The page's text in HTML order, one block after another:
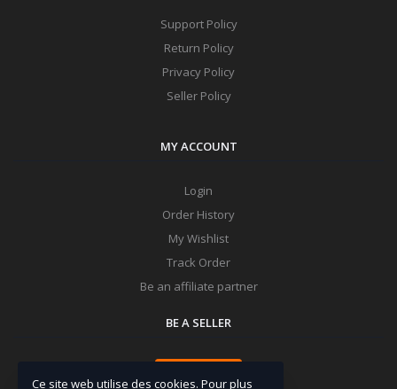
Support Policy
Return Policy
Privacy Policy
Seller Policy
MY ACCOUNT
Login
Order History
My Wishlist
Track Order
Be an affiliate partner
BE A SELLER
Ce site web utilise des cookies. Pour plus